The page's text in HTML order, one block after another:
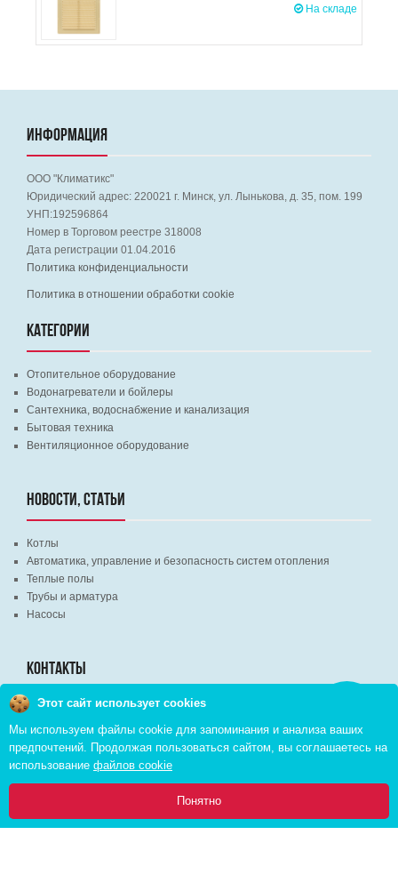
Главная Каталог Инфо Избранное Корзина:
На складе
ИНФОРМАЦИЯ
ООО "Климатикс"
Юридический адрес: 220021 г. Минск, ул. Лынькова, д. 35, пом. 199
УНП:192596864
Номер в Торговом реестре 318008
Дата регистрации 01.04.2016
Политика конфиденциальности
Политика в отношении обработки cookie
КАТЕГОРИИ
Отопительное оборудование
Водонагреватели и бойлеры
Сантехника, водоснабжение и канализация
Бытовая техника
Вентиляционное оборудование
НОВОСТИ, СТАТЬИ
Котлы
Автоматика, управление и безопасность систем отопления
Теплые полы
Трубы и арматура
Насосы
КОНТАКТЫ
г. Минск, ВЦ "Экспобел", строительный рынок, павильон № 8c
г. Минск, ул. М. Лынькова, д. 35, пом. 199
+375 (29) 110-46-46 (А1)
+375 (29) 373-90-16 (A1)
Этот сайт использует cookies
Мы используем файлы cookie для запоминания и анализа ваших
предпочтений. Продолжая пользоваться сайтом, вы соглашаетесь на
использование файлов cookie
Понятно